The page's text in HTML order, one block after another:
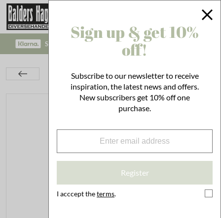
SAFE PAYMENT WITH KLARNA CHECKOUT!
Kerosene Lamps
Kerosene Lamp Straight Small
Sign up & get 10%
off!
Subscribe to our newsletter to receive
inspiration, the latest news and offers.
New subscribers get 10% off one
purchase.
Register
I acccept theterms.